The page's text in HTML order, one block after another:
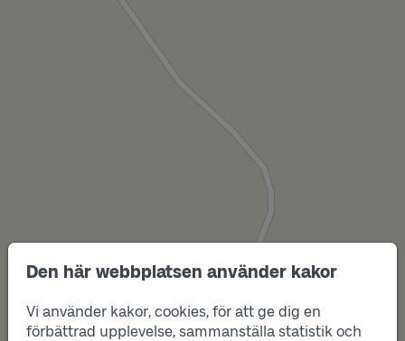
Den här webbplatsen använder kakor
Vi använder kakor, cookies, för att ge dig en
förbättrad upplevelse, sammanställa statistik och